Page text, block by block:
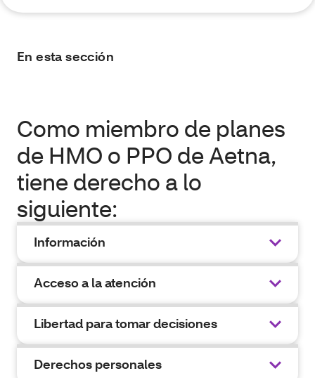
En esta sección
Como miembro de planes
de HMO o PPO de Aetna,
tiene derecho a lo
siguiente:
Información
Acceso a la atención
Libertad para tomar decisiones
Derechos personales